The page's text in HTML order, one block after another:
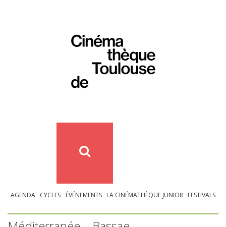
AGENDA CYCLES ÉVÉNEMENTS LA CINÉMATHÈQUE JUNIOR FESTIVALS